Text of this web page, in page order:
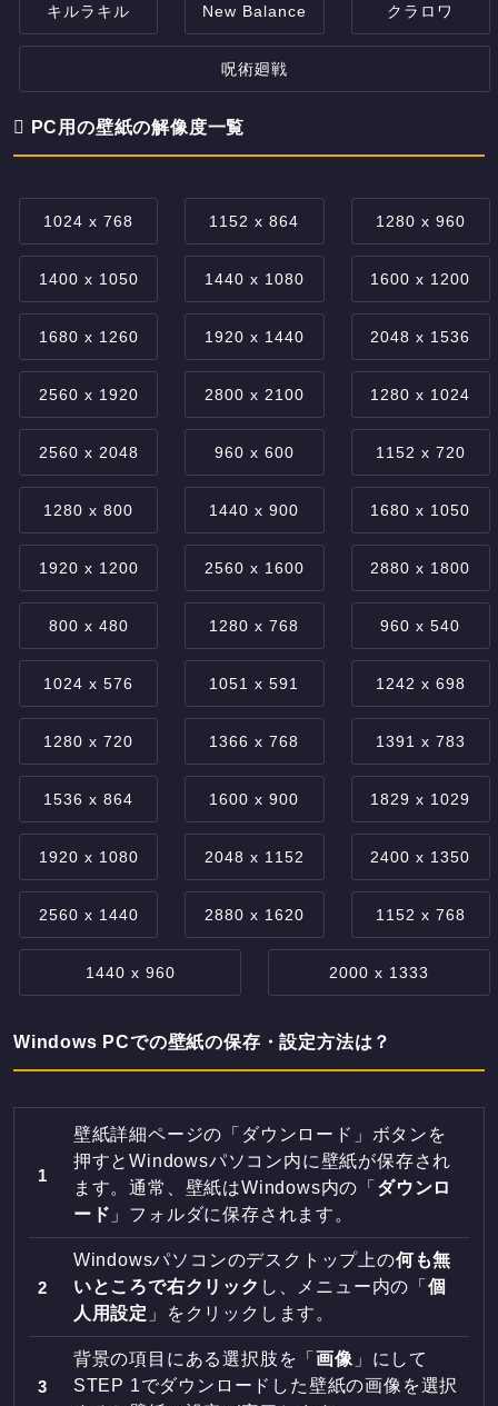
キルラキル New Balance クラロワ
呪術廻戦
PC用の壁紙の解像度一覧
1024 x 768 1152 x 864 1280 x 960
1400 x 1050 1440 x 1080 1600 x 1200
1680 x 1260 1920 x 1440 2048 x 1536
2560 x 1920 2800 x 2100 1280 x 1024
2560 x 2048 960 x 600 1152 x 720
1280 x 800 1440 x 900 1680 x 1050
1920 x 1200 2560 x 1600 2880 x 1800
800 x 480 1280 x 768 960 x 540
1024 x 576 1051 x 591 1242 x 698
1280 x 720 1366 x 768 1391 x 783
1536 x 864 1600 x 900 1829 x 1029
1920 x 1080 2048 x 1152 2400 x 1350
2560 x 1440 2880 x 1620 1152 x 768
1440 x 960 2000 x 1333
Windows PCでの壁紙の保存・設定方法は？
壁紙詳細ページの「ダウンロード」ボタンを
押すとWindowsパソコン内に壁紙が保存され
ます。通常、壁紙はWindows内の「 ダウンロ
ード 」フォルダに保存されます。
Windowsパソコンのデスクトップ上の何も無
いところで右クリック し、メニュー内の「 個
人用設定 」をクリックします。
背景の項目にある選択肢を「画像 」にして
STEP 1でダウンロードした壁紙の画像を選択